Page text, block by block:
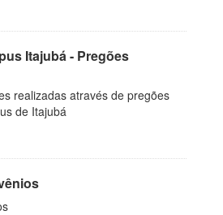
Itajubá - Pregões
realizadas através de pregões
de Itajubá